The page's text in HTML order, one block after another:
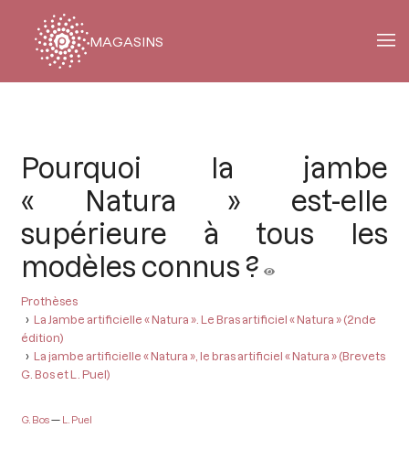
MAGASINS
Pourquoi la jambe
« Natura » est-elle
supérieure à tous les
modèles connus ?
Prothèses
La Jambe artificielle « Natura ». Le Bras artificiel « Natura » (2nde
édition)
La jambe artificielle « Natura », le bras artificiel « Natura » (Brevets
G. Bos et L. Puel)
G. Bos L. Puel